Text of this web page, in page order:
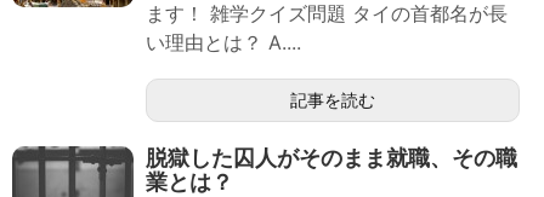
ます！ 雑学クイズ問題 タイの首都名が長
い理由とは？ A....
記事を読む
脱獄した囚人がそのまま就職、その職
業とは？